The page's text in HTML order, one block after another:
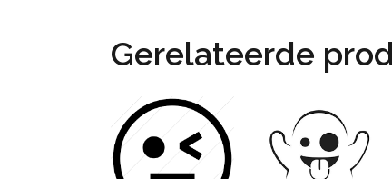
Gerelateerde